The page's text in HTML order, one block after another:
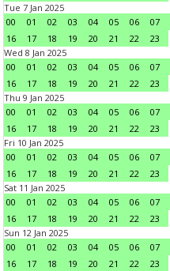
Tue 7 Jan 2025
00
01 02 03 04 05 06 07
16
17 18 19 20 21 22
23
Wed 8 Jan 2025
00
01 02 03 04 05 06 07
16
17 18 19 20 21 22
23
Thu 9 Jan 2025
00
01 02 03 04 05 06 07
16
17 18 19 20 21 22
23
Fri 10 Jan 2025
00
01 02 03 04 05 06 07
16
17 18 19 20 21 22
23
Sat 11 Jan 2025
00
01 02 03 04 05 06 07
16
17 18 19 20 21 22
23
Sun 12 Jan 2025
00
01 02 03 04 05 06 07
16
17 18 19 20 21 22
23